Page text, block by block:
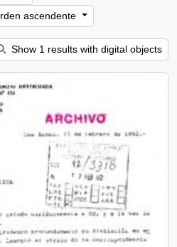
ascendente
Show 1 results with digital objects